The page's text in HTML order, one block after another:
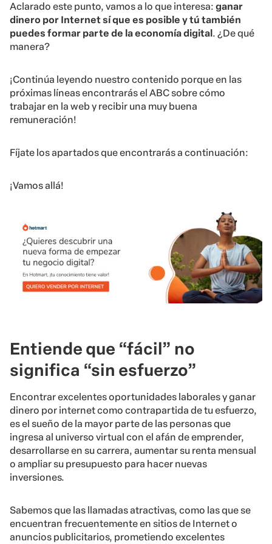
Aclarado este punto, vamos a lo que interesa: ganar
dinero por Internet sí que es posible y tú también
puedes formar parte de la economía digital . ¿De qué
manera?
¡Continúa leyendo nuestro contenido porque en las
próximas líneas encontrarás el ABC sobre cómo
trabajar en la web y recibir una muy buena
remuneración!
Fíjate los apartados que encontrarás a continuación:
¡Vamos allá!
Entiende que “fácil” no
significa “sin esfuerzo”
Encontrar excelentes oportunidades laborales y ganar
dinero por internet como contrapartida de tu esfuerzo,
es el sueño de la mayor parte de las personas que
ingresa al universo virtual con el afán de emprender,
desarrollarse en su carrera, aumentar su renta mensual
o ampliar su presupuesto para hacer nuevas
inversiones.
Sabemos que las llamadas atractivas, como las que se
encuentran frecuentemente en sitios de Internet o
anuncios publicitarios, prometiendo excelentes